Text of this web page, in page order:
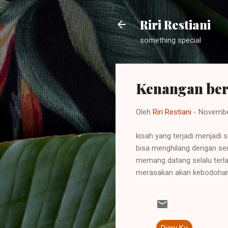
Riri Restiani
something special
Kenangan
Oleh Riri Restiani -
kisah yang terjadi menjadi
bisa menghilang dengan
memang datang selalu
merasakan akan